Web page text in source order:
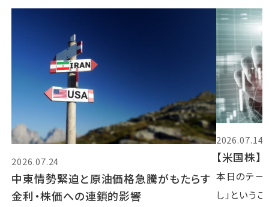
2026.07.24
中東情勢緊迫と原油価格急騰がもたらす
金利・株価への連鎖的影響
2026.07.14
【米国株
本日のテー
し」という